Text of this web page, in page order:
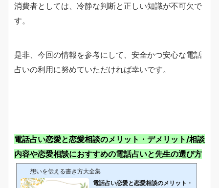
消費者としては、冷静な判断と正しい知識が不可欠で
す。
是非、今回の情報を参考にして、安全かつ安心な電話
占いの利用に努めていただければ幸いです。
電話占い恋愛と恋愛相談のメリット・デメリット/相談
内容や恋愛相談におすすめの電話占いと先生の選び方
想いを伝える書き方大全集
電話占い恋愛と恋愛相談のメリット・